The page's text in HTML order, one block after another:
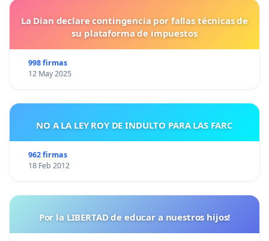
La Dian declare contingencia por fallas técnicas de
su plataforma de impuestos
998 firmas
12 May 2025
NO A LA LEY ROY DE INDULTO PARA LAS FARC
962 firmas
18 Feb 2012
Por la LIBERTAD de educar a nuestros hijos!